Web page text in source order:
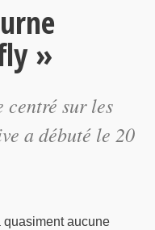
»
centré sur les
a débuté le 20
quasiment aucune